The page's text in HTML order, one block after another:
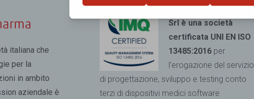
italiana che
per la
in ambito
aziendale è
Advice Pharma Group
Srl è una società
certificata UNI EN ISO
13485:2016per
l’erogazione del servizio
di progettazione, sviluppo e testing conto
terzi di dispositivi medici software